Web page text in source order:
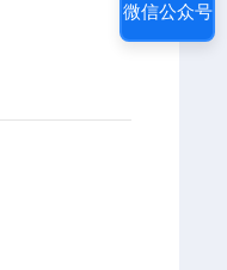
微信公众号